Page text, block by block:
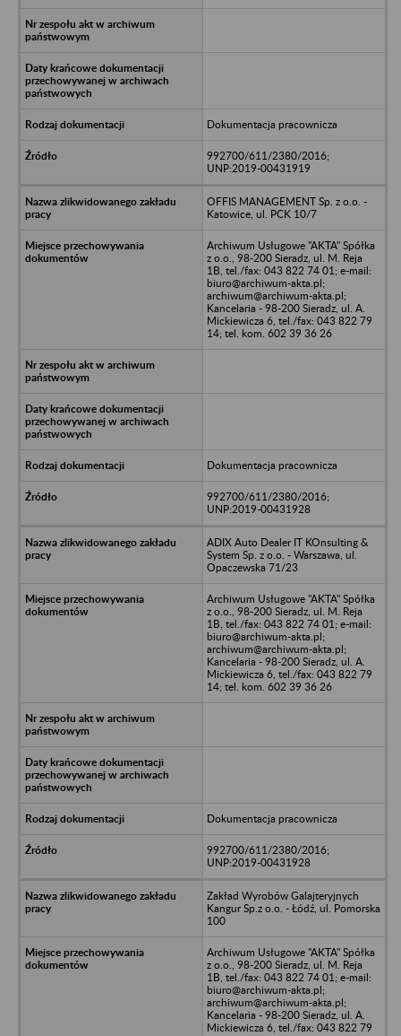
Dokumentacja pracownicza
992700/611/2380/2016;
UNP:2019-00431919
OFFIS MANAGEMENT Sp. z o.o. -
Katowice, ul. PCK 10/7
Archiwum Usługowe "AKTA" Spółka
z o.o., 98-200 Sieradz, ul. M. Reja
1B, tel./fax: 043 822 74 01; e-mail:
biuro@archiwum-akta.pl;
archiwum@archiwum-akta.pl;
Kancelaria - 98-200 Sieradz, ul. A.
Mickiewicza 6, tel./fax: 043 822 79
14; tel. kom. 602 39 36 26
Dokumentacja pracownicza
992700/611/2380/2016;
UNP:2019-00431928
ADIX Auto Dealer IT KOnsulting &
System Sp. z o.o. - Warszawa, ul.
Opaczewska 71/23
Archiwum Usługowe "AKTA" Spółka
z o.o., 98-200 Sieradz, ul. M. Reja
1B, tel./fax: 043 822 74 01; e-mail:
biuro@archiwum-akta.pl;
archiwum@archiwum-akta.pl;
Kancelaria - 98-200 Sieradz, ul. A.
Mickiewicza 6, tel./fax: 043 822 79
14; tel. kom. 602 39 36 26
Dokumentacja pracownicza
992700/611/2380/2016;
UNP:2019-00431928
Zakład Wyrobów Galajteryjnych
Kangur Sp.z o.o. - Łódź, ul. Pomorska
100
Archiwum Usługowe "AKTA" Spółka
z o.o., 98-200 Sieradz, ul. M. Reja
1B, tel./fax: 043 822 74 01; e-mail:
biuro@archiwum-akta.pl;
archiwum@archiwum-akta.pl;
Kancelaria - 98-200 Sieradz, ul. A.
Mickiewicza 6, tel./fax: 043 822 79